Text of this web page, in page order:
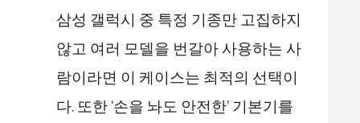
삼성 갤럭시 중 특정 기종만 고집하지
않고 여러 모델을 번갈아 사용하는 사
람이라면 이 케이스는 최적의 선택이
다. 또한 ‘손을 놔도 안전한’ 기본기를